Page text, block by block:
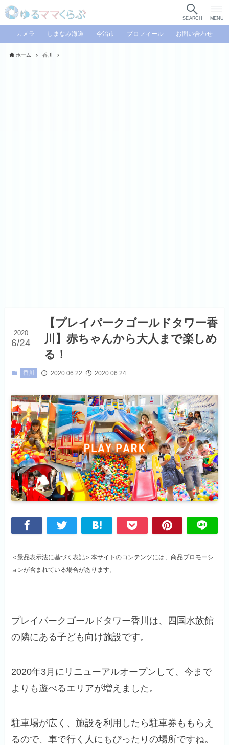
SEARCH MENU
カメラ しまなみ海道 今治市 プロフィール お問い合わせ
ホーム 香川
【プレイパークゴールドタワー香
川】赤ちゃんから大人まで楽しめ
る！
2020
6/24
香川 2020.06.22 2020.06.24
＜景品表示法に基づく表記＞本サイトのコンテンツには、商品プロモーシ
ョンが含まれている場合があります。
プレイパークゴールドタワー香川は、四国水族館
の隣にある子ども向け施設です。
2020年3月にリニューアルオープンして、今まで
よりも遊べるエリアが増えました。
駐車場が広く、施設を利用したら駐車券ももらえ
るので、車で行く人にもぴったりの場所ですね。